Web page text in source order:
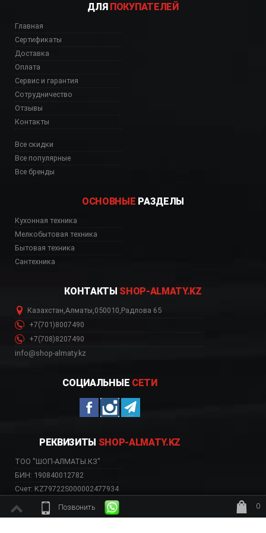
Позвонить
0
ждёт заказ
ДЛЯ ПОКУПАТЕЛЕЙ
Главная
Сертификаты
Доставка
Оплата
Сервис и гарантия
Сотрудничество
Отзывы
Контакты
Все скидки
Все популярные
Все бренды
ОСНОВНЫЕ РАЗДЕЛЫ
Кухонная техника
Мелкобытовая техника
Бытовая техника
Сантехника
КОНТАКТЫ SHOP-ALMATY.KZ
Казахстан,Алматы,050010,Радлова 65
+7(701)8007490
+7(708)8207490
info@shop-almaty.kz
СОЦИАЛЬНЫЕ СЕТИ
РЕКВИЗИТЫ SHOP-ALMATY.KZ
ТОО "ШОП-АЛМАТЫ.КЗ"
БИН: 190840012782
Счет: KZ79722S000002477934
Банк: АО «Kaspi Bank»
БИК: CASPKZKA